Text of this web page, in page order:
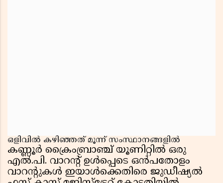
ഒളിവിൽ കഴിഞ്ഞത് മൂന്ന് സംസ്ഥാനങ്ങളിൽ
കണ്ണൂർ ക്രൈംബ്രാഞ്ച് യൂണിറ്റിൽ ഒരു
എൽ.പി. വാറൻ്റ് ഉൾപ്പെടെ ഒൻപതോളം
വാറൻ്റുകൾ ഇയാൾക്കെതിരെ ജുഡീഷ്യൽ